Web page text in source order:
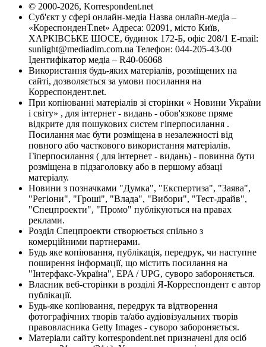
© 2000-2026, Korrespondent.net
Суб'єкт у сфері онлайн-медіа Назва онлайн-медіа –
«КореспонденТ.net» Адреса: 02091, місто Київ,
ХАРКІВСЬКЕ ШОСЕ, будинок 172-Б, офіс 208/1 E-mail:
sunlight@mediadim.com.ua Телефон: 044-205-43-00
Ідентифікатор медіа – R40-06068
Використання будь-яких матеріалів, розміщених на
сайті, дозволяється за умови посилання на
Корреспондент.net.
При копіюванні матеріалів зі сторінки « Новини України
і світу» , для інтернет - видань - обов'язкове пряме
відкрите для пошукових систем гіперпосилання .
Посилання має бути розміщена в незалежності від
повного або часткового використання матеріалів.
Гіперпосилання ( для інтернет - видань) - повинна бути
розміщена в підзаголовку або в першому абзаці
матеріалу.
Новини з позначками "Думка", "Експертиза", "Заява",
"Регіони", "Гроші", "Влада", "Вибори", "Тест-драйв",
"Спецпроекти", "Промо" публікуються на правах
реклами.
Розділ Спецпроекти створюється спільно з
комерційними партнерами.
Будь яке копіювання, публікація, передрук, чи наступне
поширення інформації, що містить посилання на
"Інтерфакс-Україна", EPA / UPG, суворо забороняється.
Власник веб-сторінки в розділі Я-Корреспондент є автор
публікації.
Будь-яке копіювання, передрук та відтворення
фотографічних творів та/або аудіовізуальних творів
правовласника Getty Images - суворо забороняється.
Матеріали сайту korrespondent.net призначені для осіб